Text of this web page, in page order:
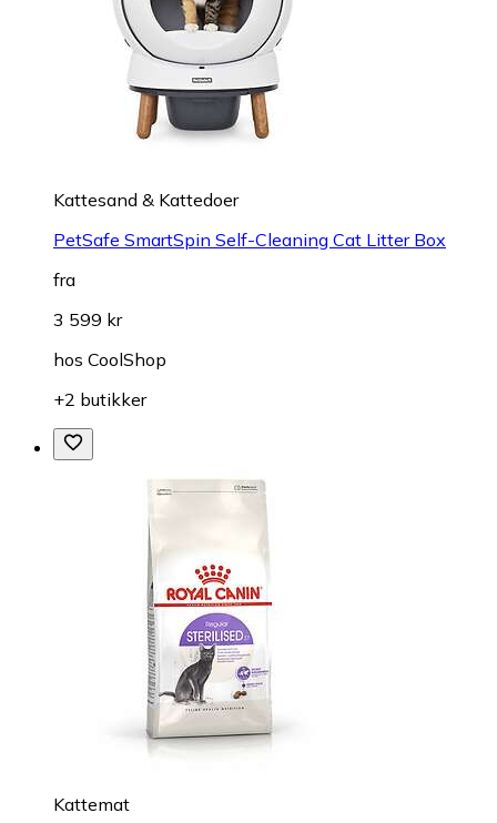
Kattesand & Kattedoer
PetSafe SmartSpin Self-Cleaning Cat Litter Box
fra
3 599 kr
hos CoolShop
+2 butikker
Kattemat